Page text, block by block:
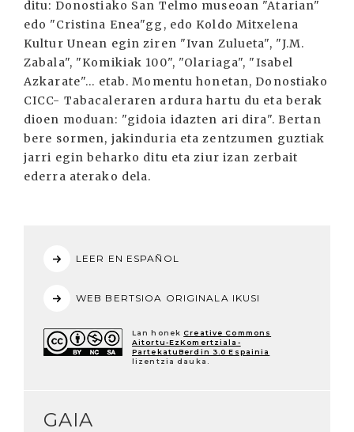
ditu: Donostiako San Telmo museoan "Atarian"
edo "Cristina Enea"gg, edo Koldo Mitxelena
Kultur Unean egin ziren "Ivan Zulueta", "J.M.
Zabala", "Komikiak 100", "Olariaga", "Isabel
Azkarate"... etab. Momentu honetan, Donostiako
CICC- Tabacaleraren ardura hartu du eta berak
dioen moduan: "gidoia idazten ari dira". Bertan
bere sormen, jakinduria eta zentzumen guztiak
jarri egin beharko ditu eta ziur izan zerbait
ederra aterako dela.
LEER EN ESPAÑOL
WEB BERTSIOA ORIGINALA IKUSI
Lan honek Creative Commons
Aitortu-EzKomertziala-
PartekatuBerdin 3.0 Espainia
lizentzia dauka.
GAIA